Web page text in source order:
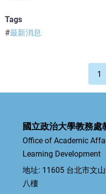
Tags
最新消息
1
國立政治大學教務處
Office of Academic
Learning Development
地址: 11605 台北市文
八樓